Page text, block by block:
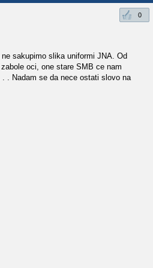
0
sakupimo slika uniformi JNA. Od
oci, one stare SMB ce nam
. Nadam se da nece ostati slovo na